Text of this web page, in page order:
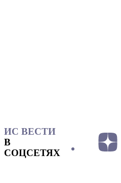
ИС ВЕСТИ
В
СОЦСЕТЯХ